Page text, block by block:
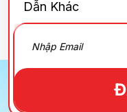
Dẫn Khác